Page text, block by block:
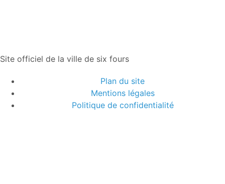
Site officiel de la ville de six fours
Plan du site
Mentions légales
Politique de confidentialité